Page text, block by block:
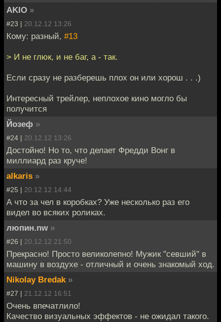
AKIO »
#23 | 20.12.12 13:26
Кому: разный, #13
> И не глюк, и не баг, а - так.
Если сразу не разберешь плох он или хорош . . .)
Интересный трейлер, неплохое кино могло бы
получится
Йозеф »
#24 | 20.12.12 13:26
Достойно! Но то, что делает Фредди Вонг в
миллиард раз круче!
alkaris »
#25 | 20.12.12 14:44
А что за чел в коробках? Уже несколько раз его
видел во всяких роликах.
люпин.nw »
#26 | 20.12.12 21:50
Прекрасно! Просто великолепно! Мужик "севший" в
машину в воздухе - отличный и очень знакомый ход.
Nikolay Bredak »
#27 | 21.12.12 16:51
Очень впечатлило!
Качество визуальных эффектов - не ожидал такого.